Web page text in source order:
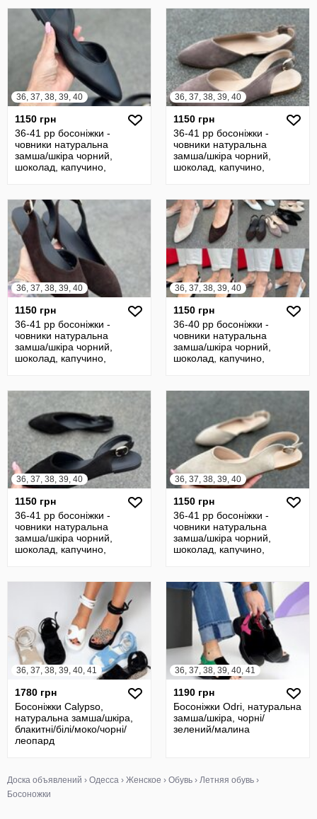
36, 37, 38, 39, 40
1150 грн
36-41 рр босоніжки -
човники натуральна
замша/шкіра чорний,
шоколад, капучино,
36, 37, 38, 39, 40
1150 грн
36-41 рр босоніжки -
човники натуральна
замша/шкіра чорний,
шоколад, капучино,
36, 37, 38, 39, 40
1150 грн
36-41 рр босоніжки -
човники натуральна
замша/шкіра чорний,
шоколад, капучино,
36, 37, 38, 39, 40
1150 грн
36-40 рр босоніжки -
човники натуральна
замша/шкіра чорний,
шоколад, капучино,
36, 37, 38, 39, 40
1150 грн
36-41 рр босоніжки -
човники натуральна
замша/шкіра чорний,
шоколад, капучино,
36, 37, 38, 39, 40
1150 грн
36-41 рр босоніжки -
човники натуральна
замша/шкіра чорний,
шоколад, капучино,
36, 37, 38, 39, 40, 41
1780 грн
Босоніжки Calypso,
натуральна замша/шкіра,
блакитні/білі/моко/чорні/
леопард
36, 37, 38, 39, 40, 41
1190 грн
Босоніжки Odri, натуральна
замша/шкіра, чорні/
зелений/малина
Доска объявлений › Одесса › Женское › Обувь › Летняя обувь ›
Босоножки